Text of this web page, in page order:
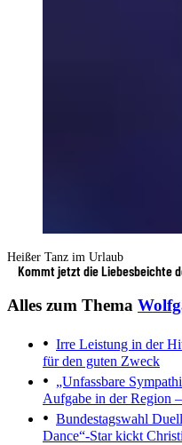
Heißer Tanz im Urlaub
Kommt jetzt die Liebesbeichte
Alles zum Thema
Irre Leistung in der
für den guten Zweck
„Unfassbare
Aufgabe in der Region
Bundestagswahl
Dance“-Star kickt